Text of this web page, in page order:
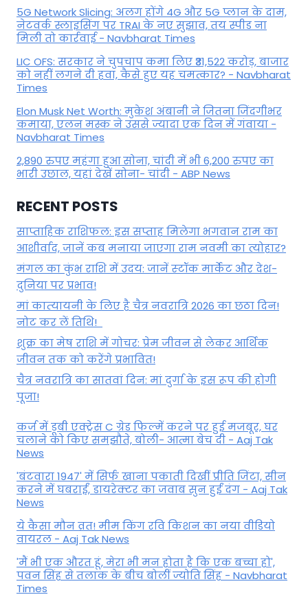
5G Network Slicing: अलग होंगे 4G और 5G प्लान के दाम,
नेटवर्क स्लाइसिंग पर TRAI के नए सुझाव, तय स्पीड ना
मिली तो कार्रवाई - Navbharat Times
LIC OFS: सरकार ने चुपचाप कमा लिए ₹31,522 करोड़, बाजार
को नहीं लगने दी हवा, कैसे हुए यह चमत्कार? - Navbharat
Times
Elon Musk Net Worth: मुकेश अंबानी ने जितना जिंदगीभर
कमाया, एलन मस्क ने उससे ज्यादा एक दिन में गंवाया -
Navbharat Times
2,890 रुपए महंगा हुआ सोना, चांदी में भी 6,200 रुपए का
भारी उछाल, यहां देखें सोना- चांदी - ABP News
RECENT POSTS
साप्ताहिक राशिफल: इस सप्ताह मिलेगा भगवान राम का
आशीर्वाद, जानें कब मनाया जाएगा राम नवमी का त्योहार?
मंगल का कुंभ राशि में उदय: जानें स्‍टॉक मार्केट और देश-
दुनिया पर प्रभाव!
मां कात्‍यायनी के लिए है चैत्र नवरात्रि 2026 का छठा दिन!
नोट कर लें तिथि!
शुक्र का मेष राशि में गोचर: प्रेम जीवन से लेकर आर्थिक
जीवन तक को करेंगे प्रभावित!
चैत्र नवरात्रि का सातवां दिन: मां दुर्गा के इस रूप की होगी
पूजा!
कर्ज में डूबी एक्ट्रेस C ग्रेड फिल्में करने पर हुई मजबूर, घर
चलाने को किए समझौते, बोली- आत्मा बेच दी - Aaj Tak
News
'बंटवारा 1947' में सिर्फ खाना पकाती दिखीं प्रीति जिंटा, सीन
करने में घबराईं, डायरेक्टर का जवाब सुन हुईं दंग - Aaj Tak
News
ये कैसा मौन व्रत! मीम किंग रवि किशन का नया वीडियो
वायरल - Aaj Tak News
'मैं भी एक औरत हूं, मेरा भी मन होता है कि एक बच्चा हो',
पवन सिंह से तलाक के बीच बोलीं ज्योति सिंह - Navbharat
Times